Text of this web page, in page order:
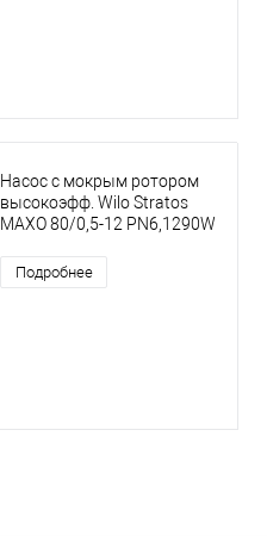
Насос с мокрым ротором
высокоэфф. Wilo Stratos
MAXO 80/0,5-12 PN6,1290W
Подробнее